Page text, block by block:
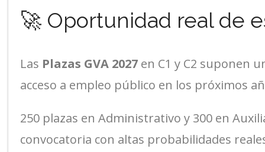
🚀 Oportunidad real de
Las Plazas GVA 2027 en C1 y C2 suponen
acceso a empleo público en los próximos
250 plazas en Administrativo y 300 en
convocatoria con altas probabilidades